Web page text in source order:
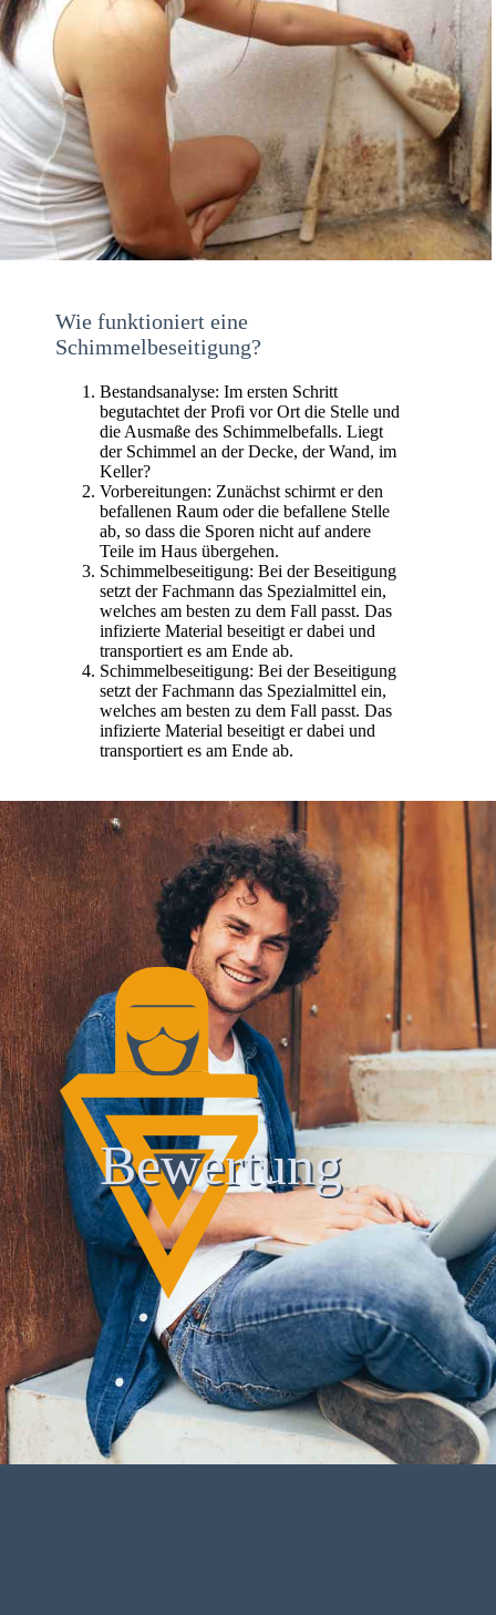
Wie funktioniert eine
Schimmelbeseitigung?
Bestandsanalyse: Im ersten Schritt
begutachtet der Profi vor Ort die Stelle und
die Ausmaße des Schimmelbefalls. Liegt
der Schimmel an der Decke, der Wand, im
Keller?
Vorbereitungen: Zunächst schirmt er den
befallenen Raum oder die befallene Stelle
ab, so dass die Sporen nicht auf andere
Teile im Haus übergehen.
Schimmelbeseitigung: Bei der Beseitigung
setzt der Fachmann das Spezialmittel ein,
welches am besten zu dem Fall passt. Das
infizierte Material beseitigt er dabei und
transportiert es am Ende ab.
Schimmelbeseitigung: Bei der Beseitigung
setzt der Fachmann das Spezialmittel ein,
welches am besten zu dem Fall passt. Das
infizierte Material beseitigt er dabei und
transportiert es am Ende ab.
Bewertung